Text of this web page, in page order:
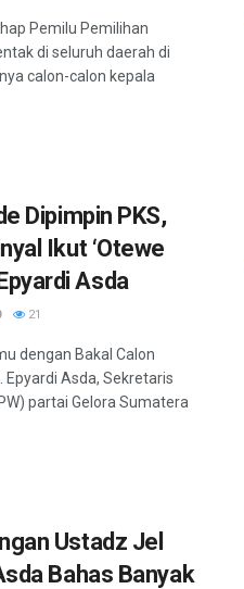
Pemilu Pemilihan
di seluruh daerah di
calon-calon kepala
Dipimpin PKS,
Ikut ‘Otewe
Asda
21
dengan Bakal Calon
Epyardi Asda, Sekretaris
partai Gelora Sumatera
Ustadz Jel
Bahas Banyak